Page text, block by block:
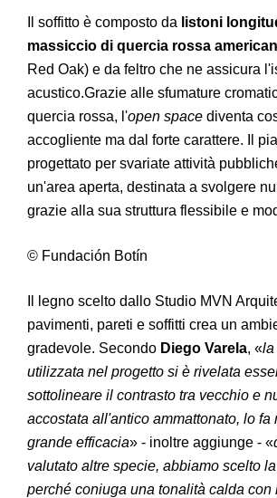
Il soffitto è composto da listoni
massiccio di quercia rossa
Red Oak) e da feltro che ne assicura
acustico.Grazie alle sfumature
quercia rossa, l'open space diventa
accogliente ma dal forte carattere. Il
progettato per svariate attività
un'area aperta, destinata a svolgere
grazie alla sua struttura flessibile e
© Fundación Botín
Il legno scelto dallo Studio MVN
pavimenti, pareti e soffitti crea un
gradevole. Secondo Diego Varela, «la
utilizzata nel progetto si è rivelata
sottolineare il contrasto tra vecchio e
accostata all'antico ammattonato, lo fa
grande efficacia» - inoltre aggiunge - «
valutato altre specie, abbiamo scelto
perché coniuga una tonalità calda con